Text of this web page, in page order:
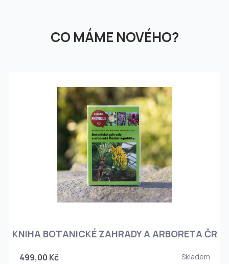
CO MÁME NOVÉHO?
KNIHA BOTANICKÉ ZAHRADY A ARBORETA ČR
499,00 Kč Skladem